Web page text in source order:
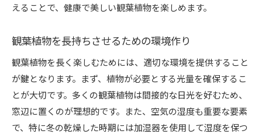
えることで、健康で美しい観葉植物を楽しめます。
観葉植物を長持ちさせるための環境作り
観葉植物を長く楽しむためには、適切な環境を提供すること
が鍵となります。まず、植物が必要とする光量を確保するこ
とが大切です。多くの観葉植物は間接的な日光を好むため、
窓辺に置くのが理想的です。また、空気の湿度も重要な要素
で、特に冬の乾燥した時期には加湿器を使用して湿度を保つ